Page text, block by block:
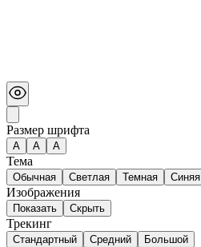
Размер шрифта
А A A
Тема
Обычная Светлая Темная Синяя
Изображения
Показать Скрыть
Трекинг
Стандартный Средний Большой